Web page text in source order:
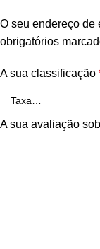
O seu endereço de
obrigatórios
A sua classificação
A sua avaliação